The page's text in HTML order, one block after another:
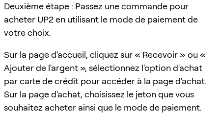
Deuxième étape : Passez une commande pour
acheter UP2 en utilisant le mode de paiement de
votre choix.
Sur la page d'accueil, cliquez sur « Recevoir » ou «
Ajouter de l'argent », sélectionnez l'option d'achat
par carte de crédit pour accéder à la page d'achat.
Sur la page d'achat, choisissez le jeton que vous
souhaitez acheter ainsi que le mode de paiement.